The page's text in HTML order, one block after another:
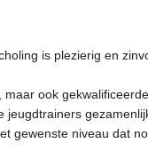
is plezierig en
ook
jeugdtrainers
gewenste niveau dat